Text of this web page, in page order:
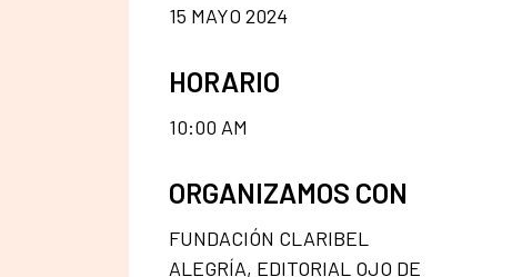
15 MAYO 2024
HORARIO
10:00 AM
ORGANIZAMOS CON
FUNDACIÓN CLARIBEL
ALEGRÍA, EDITORIAL OJO DE